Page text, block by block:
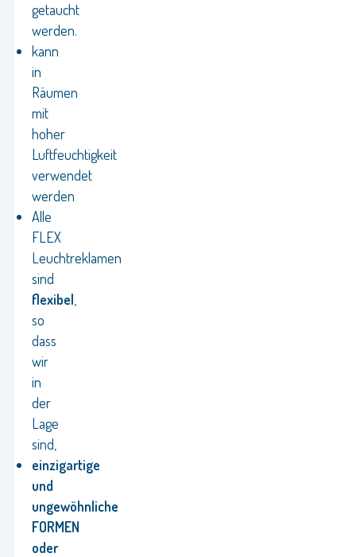
getaucht
werden.
kann
in
Räumen
mit
hoher
Luftfeuchtigkeit
verwendet
werden
Alle
FLEX
Leuchtreklamen
sind
flexibel
so
dass
wir
in
der
Lage
sind,
einzigartige
und
ungewöhnliche
FORMEN
oder